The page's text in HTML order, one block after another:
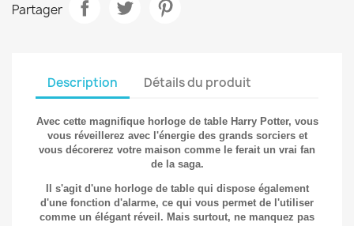
Partager
Description Détails du produit
Avec cette magnifique horloge de table Harry Potter, vous
vous réveillerez avec l'énergie des grands sorciers et
vous décorerez votre maison comme le ferait un vrai fan
de la saga.
Il s'agit d'une horloge de tablequi dispose également
d'une fonction d'alarme, ce qui vous permet de l'utiliser
comme un élégant réveil . Mais surtout, ne manquez pas